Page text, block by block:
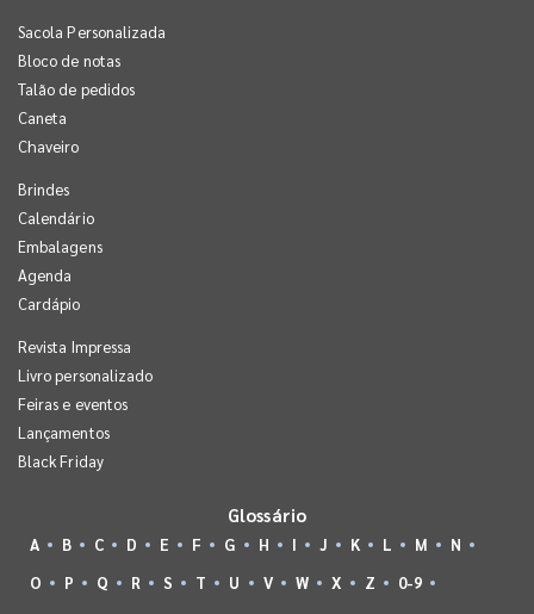
Sacola Personalizada
Bloco de notas
Talão de pedidos
Caneta
Chaveiro
Brindes
Calendário
Embalagens
Agenda
Cardápio
Revista Impressa
Livro personalizado
Feiras e eventos
Lançamentos
Black Friday
Glossário
A B C D E F G H I J K L M
N
O
P Q R S T U V W X Z 0-9